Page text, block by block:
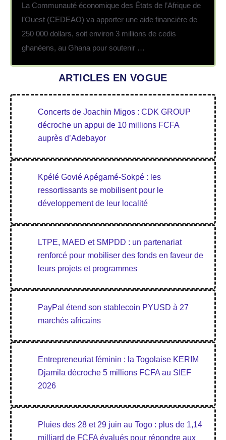
La Communauté économique des États de l’Afrique de
l’Ouest (CEDEAO) va apporter une aide financière de
250 000 dollars, soit environ 3 millions de cedis
ghanéens, au Ghana pour soutenir …
ARTICLES EN VOGUE
Concerts de Joachin Migos : CDK GROUP
décroche un appui de 10 millions FCFA
auprès d’Adebayor
Kpélé Govié Apégamé-Sokpé : les
ressortissants se mobilisent pour le
développement de leur localité
LTPE, MAED et SMPDD : un partenariat
renforcé pour mobiliser des fonds en faveur de
leurs projets et programmes
PayPal étend son stablecoin PYUSD à 27
marchés africains
Entrepreneuriat féminin : la Togolaise KERIM
Djamila décroche 5 millions FCFA au SIEF
2026
Pluies des 28 et 29 juin au Togo : plus de 1,14
milliard de FCFA évalués pour répondre aux